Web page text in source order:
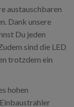
austauschbaren
Dank unsere
Du jeden
sind die LED
trotzdem ein
hohen